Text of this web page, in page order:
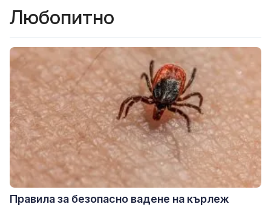
Любопитно
Правила за безопасно вадене на кърлеж